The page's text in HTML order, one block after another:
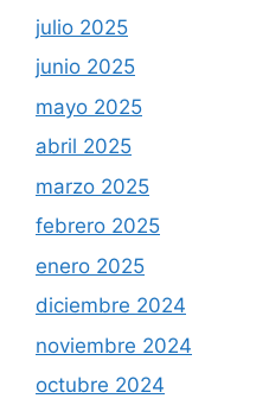
julio 2025
junio 2025
mayo 2025
abril 2025
marzo 2025
febrero 2025
enero 2025
diciembre 2024
noviembre 2024
octubre 2024